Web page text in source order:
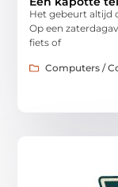
Het gebeurt altijd
Op een
fiets of
Computers /